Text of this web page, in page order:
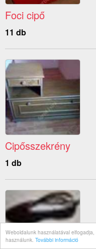
Weboldalunk használatával
használunk. További információ
Foci cipő
11 db
Cipősszekrény
1 db